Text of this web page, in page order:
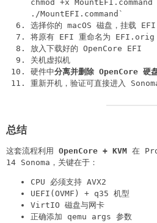
chmod +x MountEFI.command
./MountEFI.command`
选择你的 macOS 磁盘，挂载
将原有 EFI 重命名为 EFI.orig
放入下载好的 OpenCore EFI
关机虚拟机
硬件中分离并删除 OpenCore 硬
重新开机，验证可直接进入
总结
这套流程利用 OpenCore + KVM 在
14 Sonoma，关键在于：
CPU 必须支持 AVX2
UEFI(OVMF) + q35 机型
VirtIO 磁盘与网卡
正确添加 qemu args 参数